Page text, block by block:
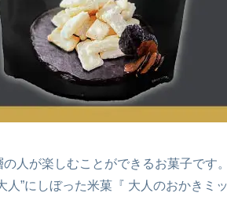
人が楽しむことができるお菓子です。
”にしぼった米菓『 大人のおかきミッ